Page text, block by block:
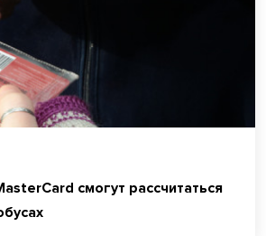
смогут рассчитаться